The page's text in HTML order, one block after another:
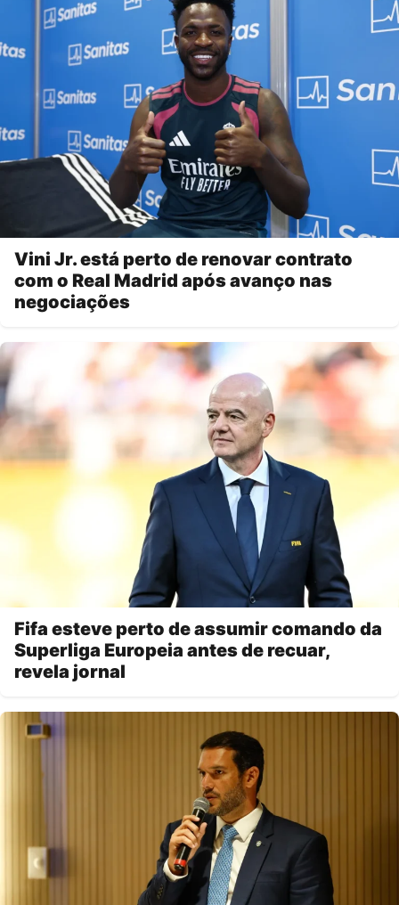
Vini Jr. está perto de renovar contrato
com o Real Madrid após avanço nas
negociações
Fifa esteve perto de assumir comando da
Superliga Europeia antes de recuar,
revela jornal